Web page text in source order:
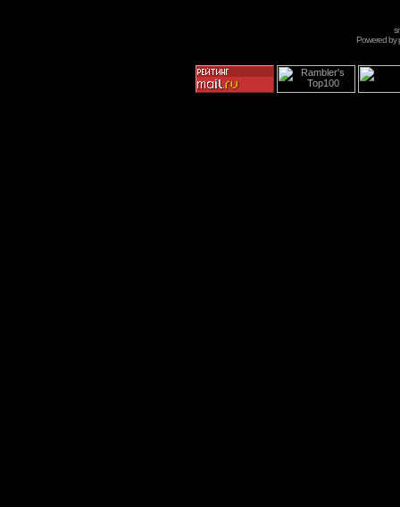
Powered by